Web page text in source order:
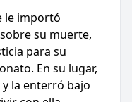
le importó
su muerte,
para su
En su lugar,
la enterró bajo